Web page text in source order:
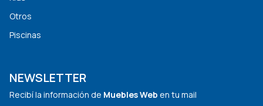
Otros
Piscinas
NEWSLETTER
Recibí la información de Muebles Web en tu mail